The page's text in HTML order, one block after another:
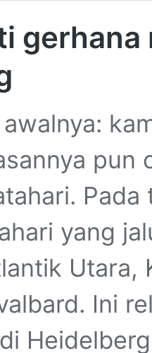
awalnya:
pun
yang
Utara,
Ini